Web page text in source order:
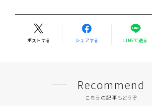
ポストする シェアする LINEで送る
Recommend
こちらの記事もどうぞ